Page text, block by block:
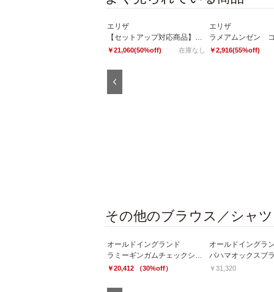
エリザ
【セットアップ対応商品】2WAYストレッチスカート
￥21,060(50%off) 在庫なし
エリザ
ラメアムンゼン
￥2,916(55%off)
その他のブラウス／シャツ
オールドイングランド
ラミーギンガムチェックシャツ
￥20,412 （30%off）
オールドイングラ
バハマオックスブ
￥31,320